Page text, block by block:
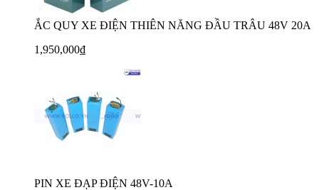
ẮC QUY XE ĐIỆN THIÊN NĂNG ĐẦU TRÂU 48V 20A
1,950,000₫
PIN XE ĐẠP ĐIỆN 48V-10A